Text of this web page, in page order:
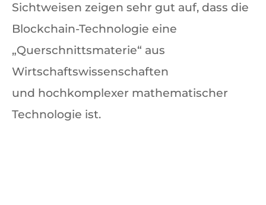
Sichtweisen zeigen sehr gut auf, dass die
Blockchain-Technologie eine
„Querschnittsmaterie“ aus
Wirtschaftswissenschaften
und hochkomplexer mathematischer
Technologie ist.